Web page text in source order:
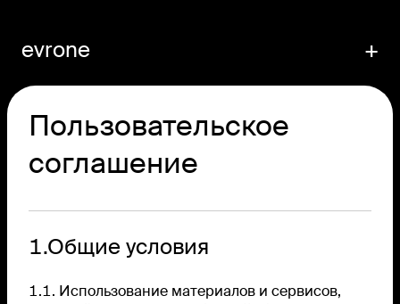
evrone +
Пользовательское
соглашение
1.Общие условия
1.1. Использование материалов и сервисов,